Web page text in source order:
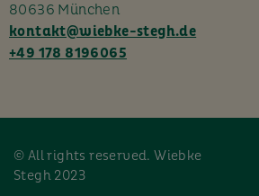
.
80636 München
kontakt@wiebke-stegh.de
+49 178 8196065
© All rights reserved. Wiebke
Stegh 2023